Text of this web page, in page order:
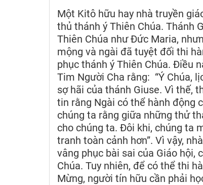
Một Kitô hữu hay nhà truyền
thủ thánh ý Thiên Chúa. Thánh
Thiên Chúa như Đức Maria,
mộng và ngài đã tuyệt đối thi
phục thánh ý Thiên Chúa. Điều
Tim Người Cha rằng: “Ý Chúa,
sợ hãi của thánh Giuse. Vì thế,
tin rằng Ngài có thể hành động
chúng ta rằng giữa những thử
cho chúng ta. Đôi khi, chúng ta
tranh toàn cảnh hơn”. Vì vậy,
vâng phục bài sai của Giáo hội,
Chúa. Tuy nhiên, để có thể thi
Mừng, người tín hữu cần phải